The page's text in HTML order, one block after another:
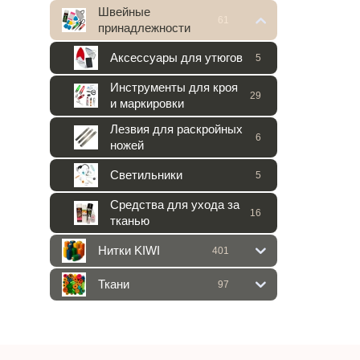
Швейные
принадлежности
Аксессуары для утюгов 5
Инструменты для кроя
и маркировки
29
Лезвия для раскройных
ножей
6
Светильники 5
Средства для ухода за
тканью
16
Нитки KIWI 401
Ткани 97